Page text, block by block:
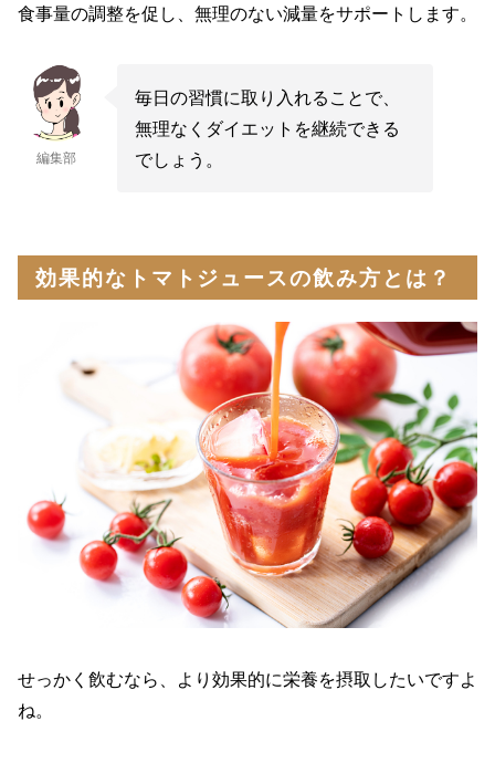
食事量の調整を促し、無理のない減量をサポートします。
編集部
毎日の習慣に取り入れることで、
無理なくダイエットを継続できる
でしょう。
効果的なトマトジュースの飲み方とは？
せっかく飲むなら、より効果的に栄養を摂取したいですよ
ね。